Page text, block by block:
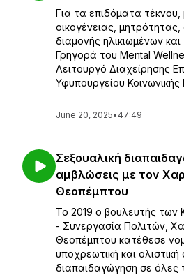
Για τα επιδόματα τέκνου,
οικογένειας,
διαμονής ηλικιωμένων
Γρηγορά του Mental
Λειτουργό Διαχείρησης
Υφυπουργείου Κοινωνικής
June 20, 2025• 47:49
Σεξουαλική
αμβλώσεις με τον
Θεοπέμπτου
Το 2019 ο βουλευτής των
- Συνεργασία Πολιτών,
Θεοπέμπτου κατέθεσε
υποχρεωτική και ολιστική
διαπαιδαγώγηση σε όλες